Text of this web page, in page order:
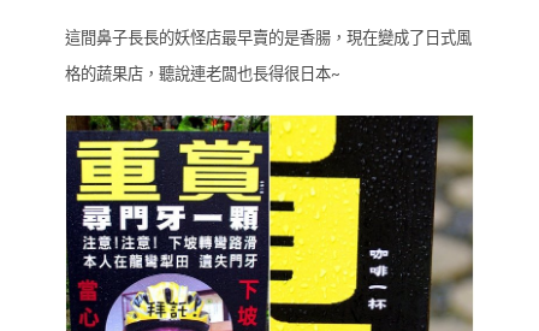
這間鼻子長長的妖怪店最早賣的是香腸，現在變成了日式風
格的蔬果店，聽說連老闆也長得很日本~